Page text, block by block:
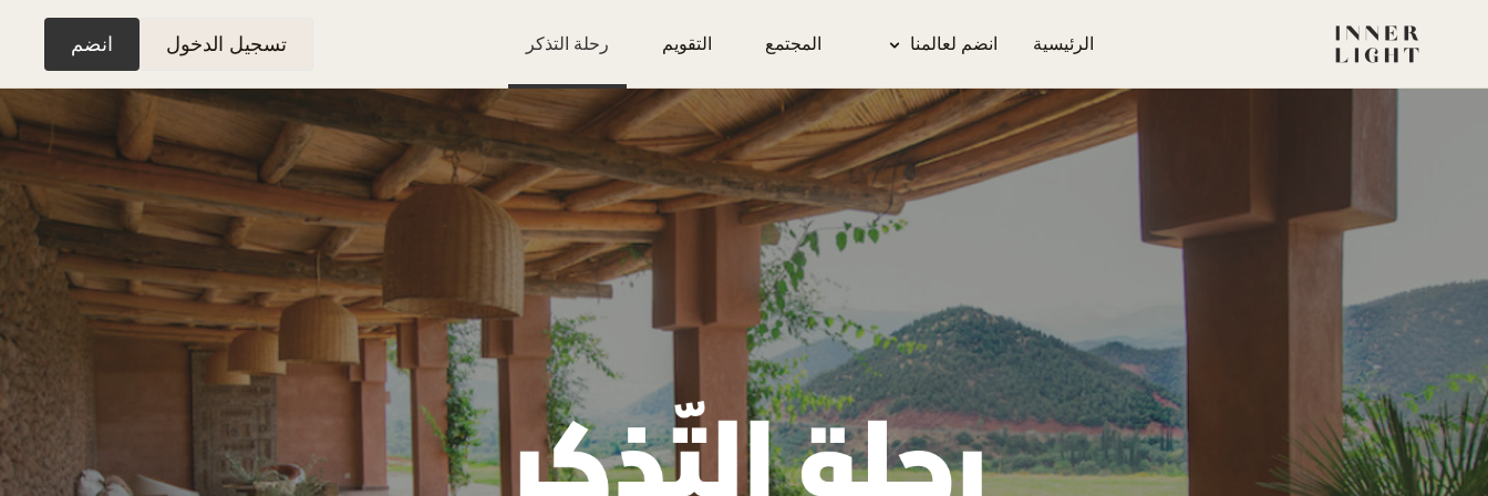
الرئيسية انضم لعالمنا المجتمع التقويم رحلة التذكر تسجيل الدخول انضم